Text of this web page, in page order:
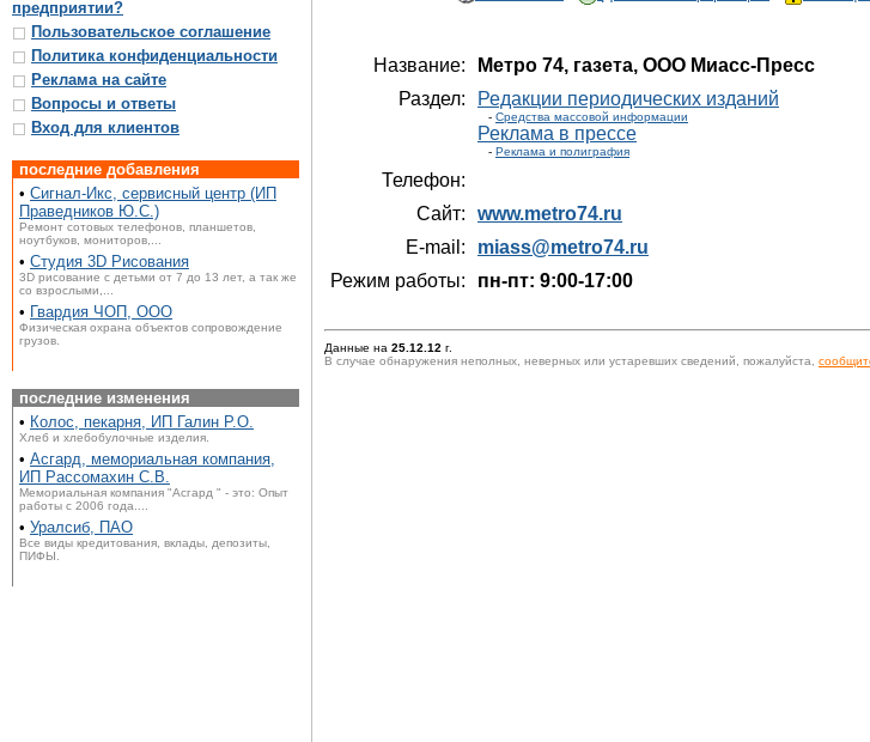
предприятии?
Пользовательское соглашение
Политика конфиденциальности
Реклама на сайте
Вопросы и ответы
Вход для клиентов
последние добавления
• Сигнал-Икс, сервисный центр (ИП
Праведников Ю.С.)
Ремонт сотовых телефонов, планшетов,
ноутбуков, мониторов,...
• Студия 3D Рисования
3D рисование с детьми от 7 до 13 лет, а так же
со взрослыми,...
• Гвардия ЧОП, ООО
Физическая охрана объектов сопровождение
грузов.
последние изменения
• Колос, пекарня, ИП Галин Р.О.
Хлеб и хлебобулочные изделия.
• Асгард, мемориальная компания,
ИП Рассомахин С.В.
Мемориальная компания "Асгард " - это: Опыт
работы с 2006 года....
• Уралсиб, ПАО
Все виды кредитования, вклады, депозиты,
ПИФЫ.
Название:
Метро 74, газета, ООО Миасс-Пресс
Раздел:
Редакции периодических изданий
- Средства массовой информации
Реклама в прессе
- Реклама и полиграфия
Телефон:
Сайт:
www.metro74.ru
E-mail:
miass@metro74.ru
Режим работы:
пн-пт: 9:00-17:00
Данные на 25.12.12 г.
В случае обнаружения неполных, неверных или устаревших сведений, пожалуйста,